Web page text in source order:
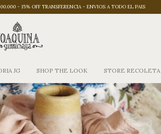
- 15% OFF TRANSFERENCIA - ENVIOS A TODO EL PAIS
JG SHOP THE LOOK STORE RECOLETA